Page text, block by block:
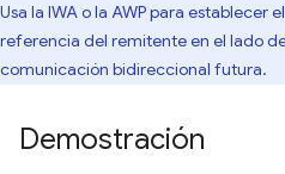
Usa la IWA o la AWP para establecer
referencia del remitente en el lado
comunicación bidireccional futura.
Demostración